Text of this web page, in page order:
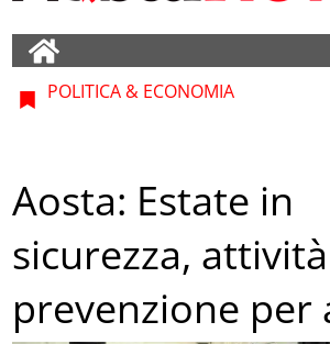
POLITICA & ECONOMIA
Aosta: Estate in
sicurezza, attività
prevenzione per